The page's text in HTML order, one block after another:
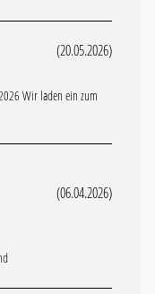
(20.05.2026)
Wir laden ein zum
(06.04.2026)